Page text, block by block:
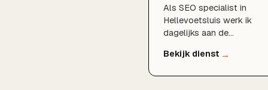
Als SEO specialist in
Hellevoetsluis werk ik
dagelijks aan de
bedrijven. Door technische